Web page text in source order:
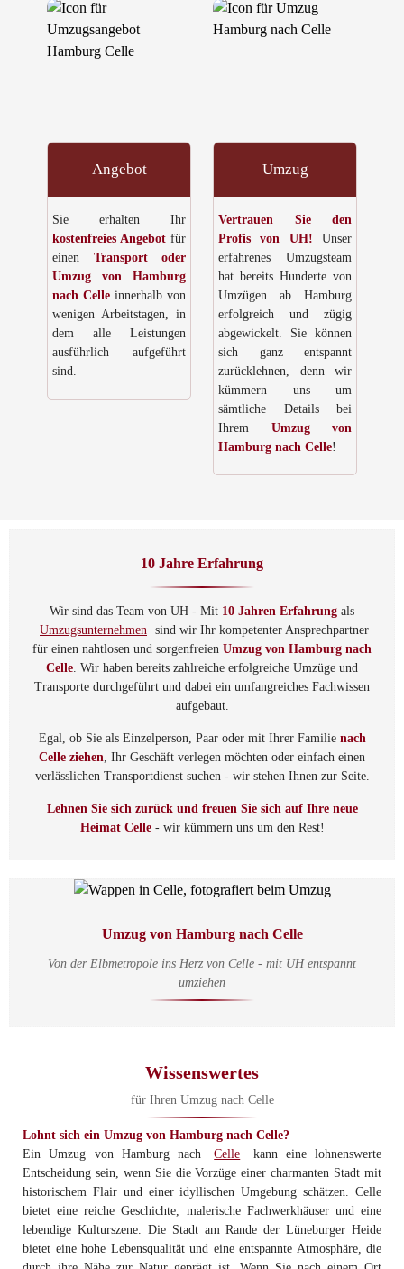
Angebot
Sie erhalten Ihr
kostenfreies Angebot für
einen Transport oder
Umzug von Hamburg
nach Celle innerhalb von
wenigen Arbeitstagen, in
dem alle Leistungen
ausführlich aufgeführt
sind.
Umzug
Vertrauen Sie den
Profis von UH! Unser
erfahrenes Umzugsteam
hat bereits Hunderte von
Umzügen ab Hamburg
erfolgreich und zügig
abgewickelt. Sie können
sich ganz entspannt
zurücklehnen, denn wir
kümmern uns um
sämtliche Details bei
Ihrem Umzug von
Hamburg nach Celle!
10 Jahre Erfahrung
Wir sind das Team von UH - Mit 10 Jahren Erfahrung als
Umzugsunternehmen
sind wir Ihr kompetenter Ansprechpartner
für einen nahtlosen und sorgenfreien Umzug von Hamburg nach
Celle . Wir haben bereits zahlreiche erfolgreiche Umzüge und
Transporte durchgeführt und dabei ein umfangreiches Fachwissen
aufgebaut.
Egal, ob Sie als Einzelperson, Paar oder mit Ihrer Familie nach
Celle ziehen , Ihr Geschäft verlegen möchten oder einfach einen
verlässlichen Transportdienst suchen - wir stehen Ihnen zur Seite.
Lehnen Sie sich zurück und freuen Sie sich auf Ihre neue
Heimat Celle- wir kümmern uns um den Rest!
Umzug von Hamburg nach Celle
Von der Elbmetropole ins Herz von Celle - mit UH entspannt
umziehen
Wissenswertes
für Ihren Umzug nach Celle
Lohnt sich ein Umzug von Hamburg nach Celle?
Ein Umzug von Hamburg nach
Celle
kann eine lohnenswerte
Entscheidung sein, wenn Sie die Vorzüge einer charmanten Stadt mit
historischem Flair und einer idyllischen Umgebung schätzen. Celle
bietet eine reiche Geschichte, malerische Fachwerkhäuser und eine
lebendige Kulturszene. Die Stadt am Rande der Lüneburger Heide
bietet eine hohe Lebensqualität und eine entspannte Atmosphäre, die